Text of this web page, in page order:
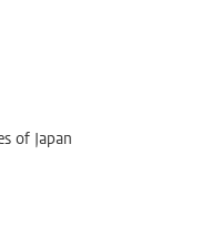
of Japan